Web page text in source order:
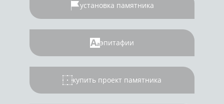
установка памятника
эпитафии
купить проект памятника